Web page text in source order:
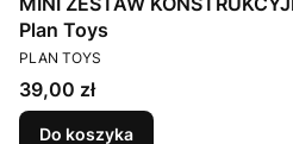
Plan Toys
PRODUCENT
PLAN TOYS
Cena
39,00 zł
Do koszyka